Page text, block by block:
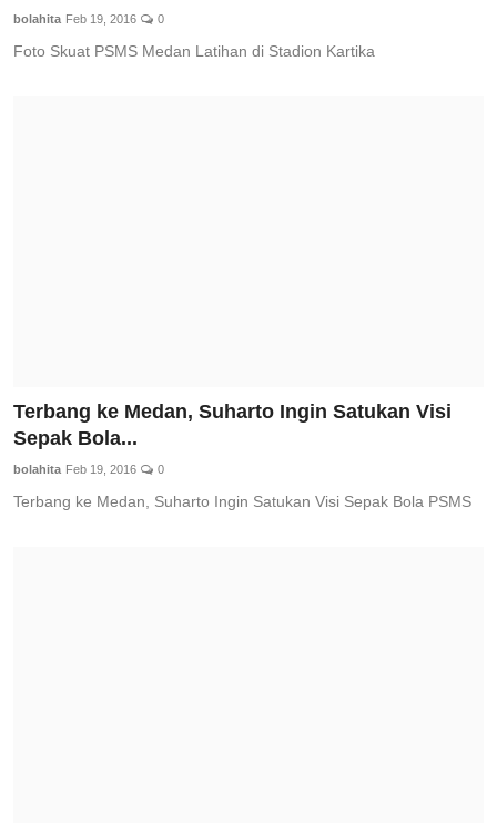
bolahita Feb 19, 2016 0
Foto Skuat PSMS Medan Latihan di Stadion Kartika
Terbang ke Medan, Suharto Ingin Satukan Visi
Sepak Bola...
bolahita Feb 19, 2016 0
Terbang ke Medan, Suharto Ingin Satukan Visi Sepak Bola PSMS